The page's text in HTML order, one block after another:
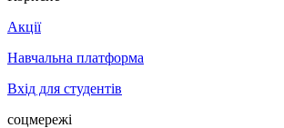
Акції
Навчальна платформа
Вхід для студентів
соцмережі